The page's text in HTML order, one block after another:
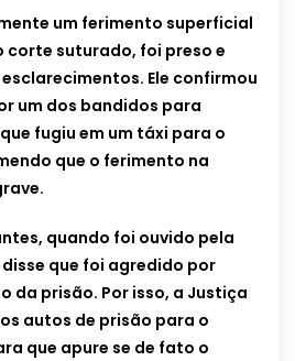
um ferimento superficial
corte suturado, foi preso e
Ele confirmou
um dos bandidos para
fugiu em um táxi para o
que o ferimento na
quando foi ouvido pela
que foi agredido por
da prisão. Por isso, a Justiça
autos de prisão para o
que apure se de fato o